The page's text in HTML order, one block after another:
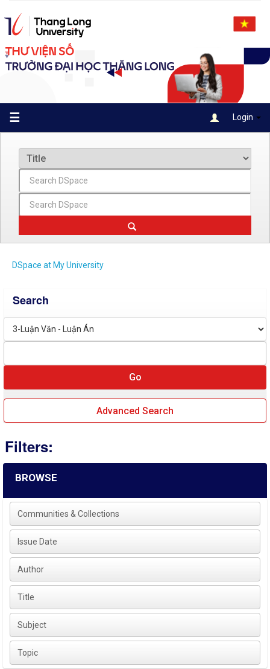
navigation
☰ Login
DSpace at My University
Search
Advanced Search
Filters:
BROWSE
Communities & Collections
Issue Date
Author
Title
Subject
Topic